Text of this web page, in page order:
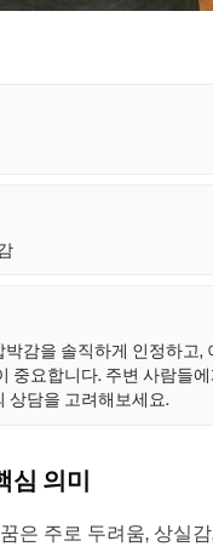
감을 솔직하게 인정하고,
중요합니다. 주변 사람들
상담을 고려해보세요.
심 의미
은 주로 두려움, 상실